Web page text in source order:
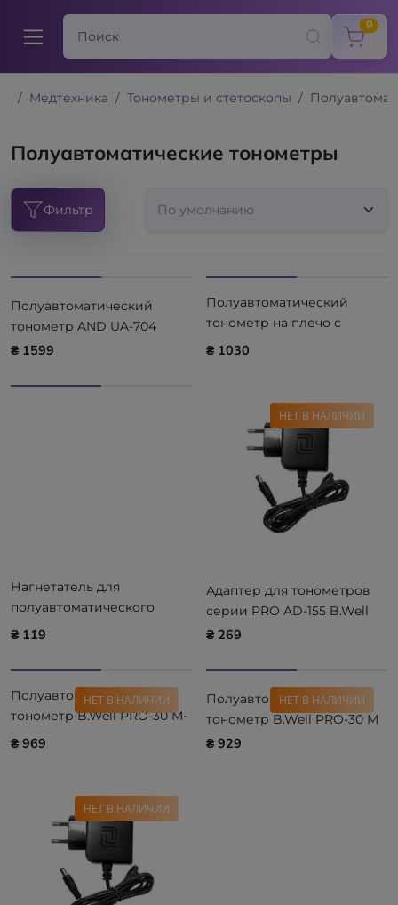
0
Медтехника Тонометры и стетоскопы
Полуавтоматические тонометры
Фильтр
Полуавтоматический
тонометр AND UA-704
₴ 1599
Полуавтоматический
тонометр на плечо с
универсальной манжетой
₴ 1030
Нагнетатель для
полуавтоматического
измерителя
(грушеподобный) Ridni
Diagnostics RD-NG-02
₴ 119
НЕТ В НАЛИЧИИ
Адаптер для тонометров
серии PRO AD-155 B.Well
₴ 269
НЕТ В НАЛИЧИИ
Полуавтоматический
тонометр B.Well PRO-30 M-
L
₴ 969
НЕТ В НАЛИЧИИ
Полуавтоматический
тонометр B.Well PRO-30 M
₴ 929
НЕТ В НАЛИЧИИ